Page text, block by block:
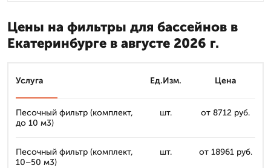
Цены на фильтры для бассейнов в
Екатеринбурге в августе 2026 г.
Услуга Ед.Изм. Цена
Песочный фильтр (комплект,
до 10 м3)
шт. от 8712 руб.
Песочный фильтр (комплект,
10–50 м3)
шт. от 18961 руб.